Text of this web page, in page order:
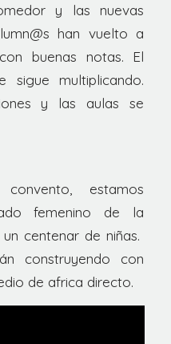
y las nuevas
han vuelto a
buenas notas. El
sigue multiplicando.
y las aulas se
estamos
femenino de la
centenar de niñas.
construyendo con
de africa directo.